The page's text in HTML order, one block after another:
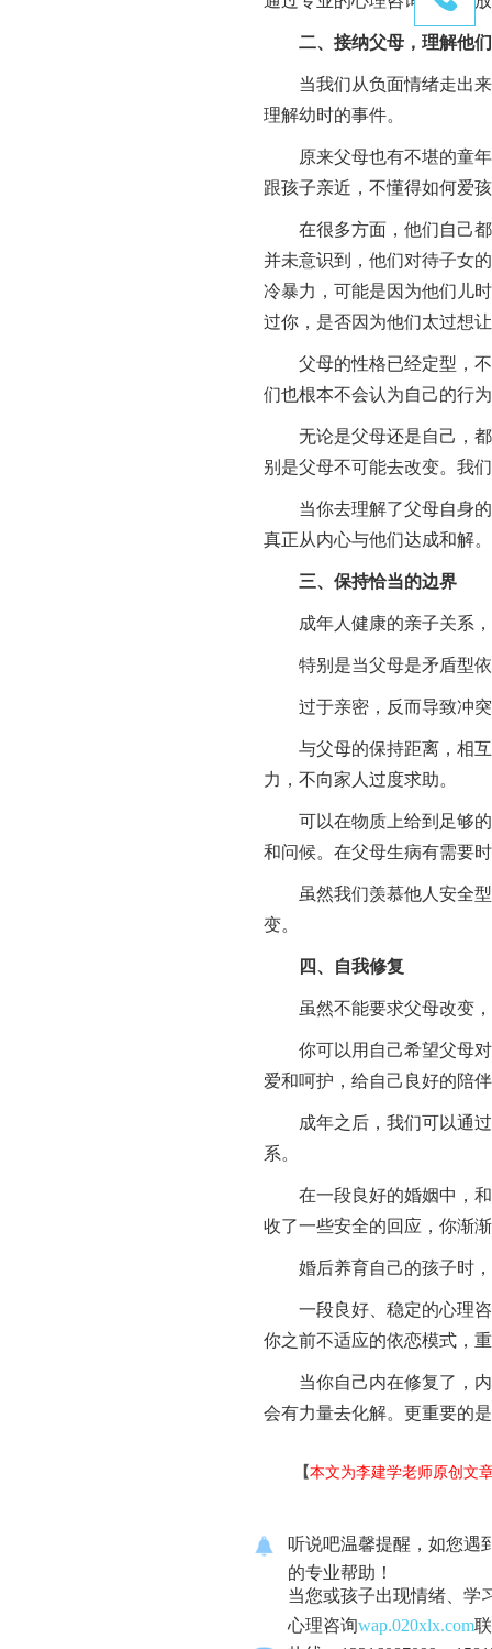
二、接纳父母，理解他
当我们从负面情绪走出来
理解幼时的事件。
原来父母也有不堪的童年
跟孩子亲近，不懂得如何爱
在很多方面，他们自己都
并未意识到，他们对待子女
冷暴力，可能是因为他们儿
过你，是否因为他们太过想
父母的性格已经定型，不
们也根本不会认为自己的行
无论是父母还是自己，都
别是父母不可能去改变。我
当你去理解了父母自身的
真正从内心与他们达成和解。
三、保持恰当的边界
成年人健康的亲子关系，
特别是当父母是矛盾型依
过于亲密，反而导致冲突
与父母的保持距离，相互
力，不向家人过度求助。
可以在物质上给到足够的
和问候。在父母生病有需要
虽然我们羡慕他人安全型
变。
四、自我修复
虽然不能要求父母改变，
你可以用自己希望父母对
爱和呵护，给自己良好的陪
成年之后，我们可以通过
系。
在一段良好的婚姻中，和
收了一些安全的回应，你渐
婚后养育自己的孩子时，
一段良好、稳定的心理咨
你之前不适应的依恋模式，
当你自己内在修复了，内
会有力量去化解。更重要的
【本文为李建学老师原创文
听说吧温馨提醒，如您遇
的专业帮助！
当您或孩子出现情绪、学
心理咨询wap.020xlx.com